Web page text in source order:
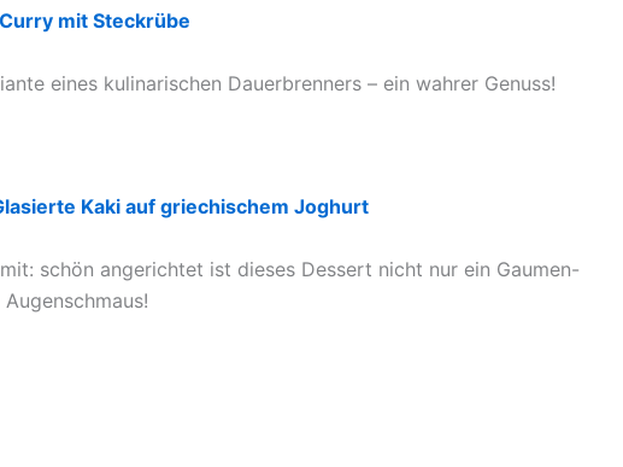
Curry mit Steckrübe
eines kulinarischen Dauerbrenners – ein wahrer Genuss!
Kaki auf griechischem Joghurt
schön angerichtet ist dieses Dessert nicht nur ein Gaumen-